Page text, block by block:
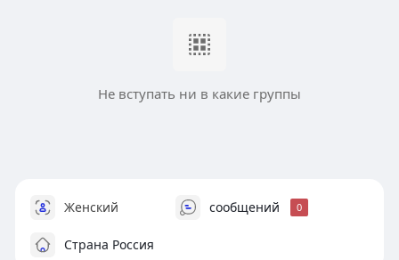
Не вступать ни в какие группы
Женский сообщений 0
Страна Россия